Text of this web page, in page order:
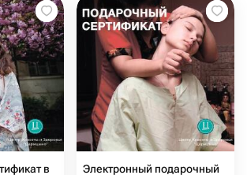
в Электронный подарочный